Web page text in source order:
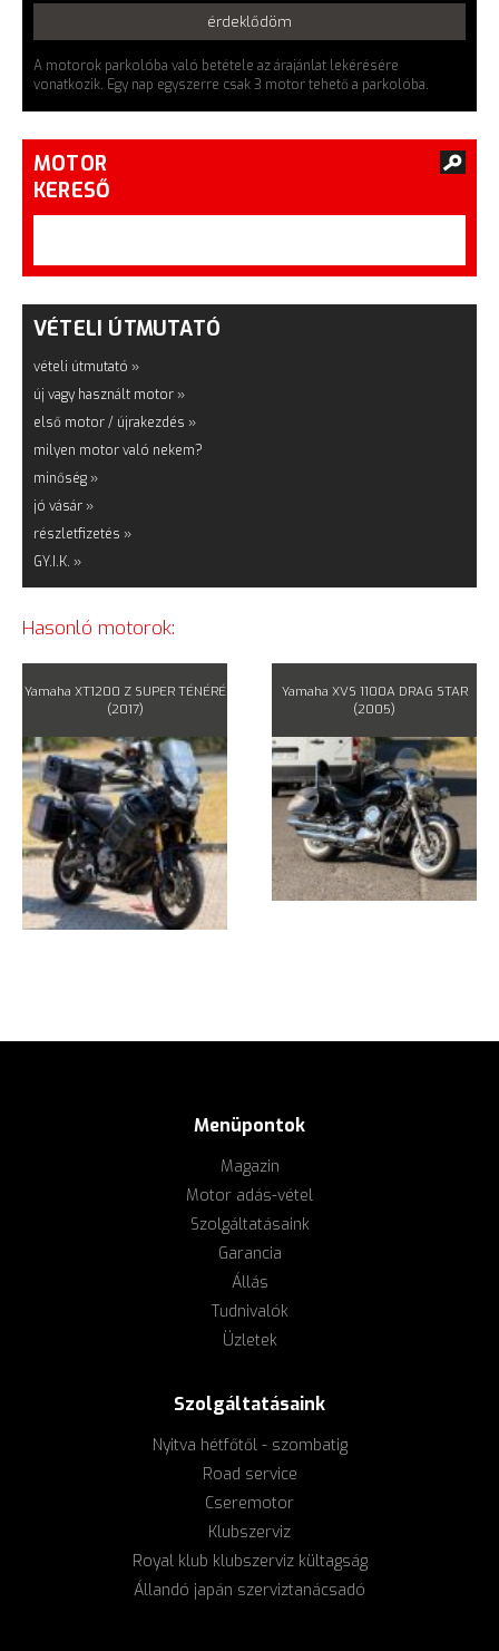
érdeklődöm
A motorok parkolóba való betétele az árajánlat lekérésére
vonatkozik. Egy nap egyszerre csak 3 motor tehető a parkolóba.
MOTOR
KERESŐ
VÉTELI ÚTMUTATÓ
vételi útmutató »
új vagy használt motor »
első motor / újrakezdés »
milyen motor való nekem?
minőség »
jó vásár »
részletfizetés »
GY.I.K. »
Hasonló motorok:
Yamaha XT1200 Z SUPER TÉNÉRÉ
(2017)
Yamaha XVS 1100A DRAG STAR
(2005)
Menüpontok
Magazin
Motor adás-vétel
Szolgáltatásaink
Garancia
Állás
Tudnivalók
Üzletek
Szolgáltatásaink
Nyitva hétfőtől - szombatig
Road service
Cseremotor
Klubszerviz
Royal klub klubszerviz kültagság
Állandó japán szerviztanácsadó